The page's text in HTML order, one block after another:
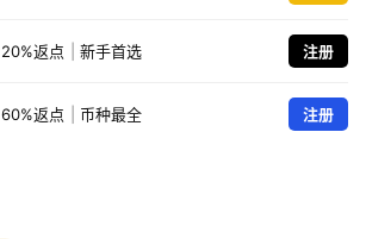
20%返点 新手首选 注册
60%返点 币种最全 注册